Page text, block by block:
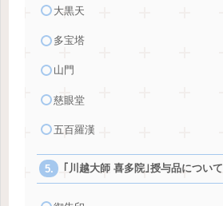
大黒天
多宝塔
山門
慈眼堂
五百羅漢
｢川越大師 喜多院｣授与品について